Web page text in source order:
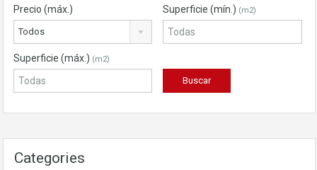
Precio (máx.)
Todos
Superficie (mín.) (m2)
Superficie (máx.) (m2)
Categories